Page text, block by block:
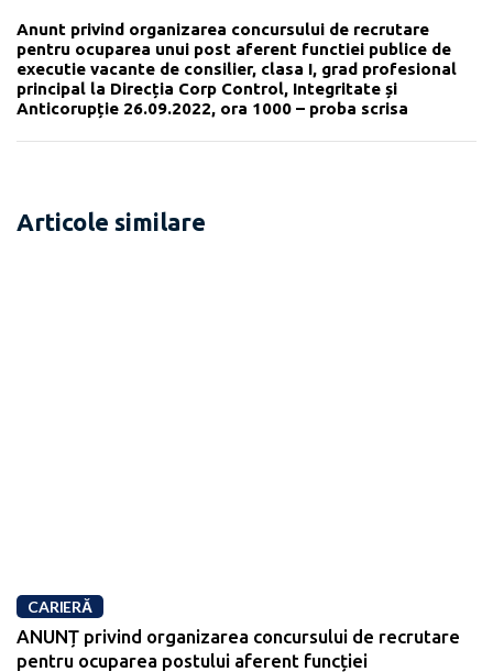
Anunt privind organizarea concursului de recrutare
pentru ocuparea unui post aferent functiei publice de
executie vacante de consilier, clasa I, grad profesional
principal la Direcția Corp Control, Integritate și
Anticorupție 26.09.2022, ora 1000 – proba scrisa
Articole similare
CARIERĂ
ANUNȚ privind organizarea concursului de recrutare
pentru ocuparea postului aferent funcției